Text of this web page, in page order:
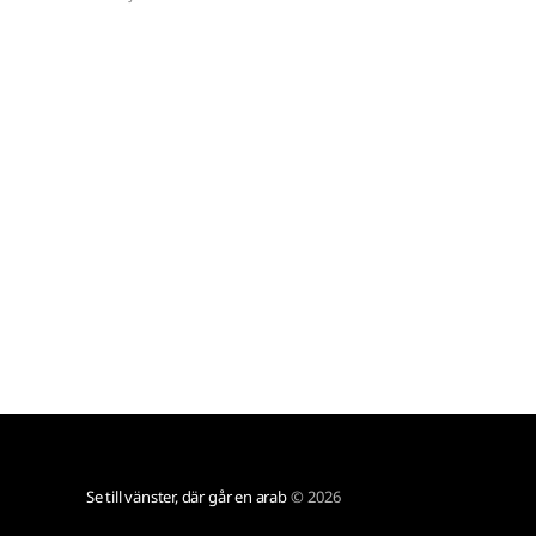
Se till vänster, där går en arab© 2026